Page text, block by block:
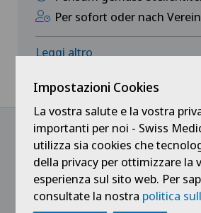
Ärztezentrum Siloah Murten
Ärztezentrum Solothurn
Centre Médico-Chirurgical des
Centro Medico Blenio
Clinica Ars Medica
Clinica Sant Anna
Per sofort oder nach
Leggi altro
@Ricevi tutte le ultime novità
Impostazioni Cookies
La vostra salute e la vostra
importanti per noi - Swiss
utilizza sia cookies che
della privacy per ottimizzare la
esperienza sul sito web. Per
consultate la nostra politica